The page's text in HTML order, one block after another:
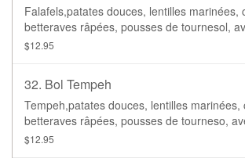
Falafels,patates douces, lentilles marinées,
betteraves râpées, pousses de tournesol,
Base de laitue ou de riz brun.
$12.95
32. Bol Tempeh
Tempeh,patates douces, lentilles marinées,
betteraves râpées, pousses de tourneso,
Base de laitue ou de riz brun.
$12.95